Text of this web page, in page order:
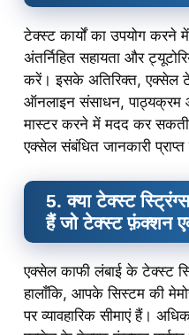
टेक्स्ट कार्यों का उपयोग
अंतर्निहित सहायता और
करें। इसके अतिरिक्त, एक्सेल
ऑनलाइन संसाधन,
मास्टर करने में मदद कर
एक्सेल संबंधित जानकारी
5. क्या टेक्स्ट
हैं जो टेक्स्ट फ़ंक्शन
एक्सेल काफी लंबाई के टेक्स्ट
हालाँकि, आपके सिस्टम की
पर व्यावहारिक सीमाएं हैं।